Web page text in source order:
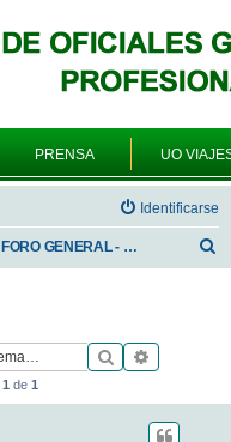
PRENSA UO
Identificarse
FORO GENERAL - SONRIA, POR FAVOR
r
Buscar
1 de 1